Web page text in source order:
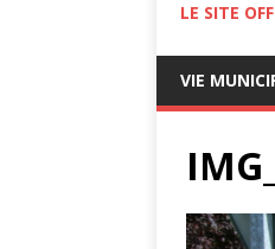
LE SITE
VIE